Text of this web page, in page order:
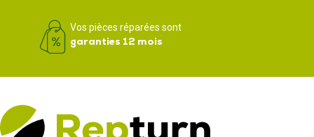
Vos pièces réparées sont
garanties 12 mois